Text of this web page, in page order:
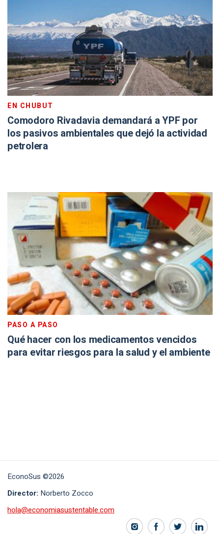
EN CHUBUT
Comodoro Rivadavia demandará a YPF por
los pasivos ambientales que dejó la actividad
petrolera
PASO A PASO
Qué hacer con los medicamentos vencidos
para evitar riesgos para la salud y el ambiente
EconoSus ©2026
Director: Norberto Zocco
hola@economiasustentable.com